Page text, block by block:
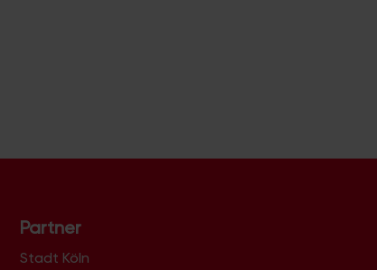
Partner
Stadt Köln